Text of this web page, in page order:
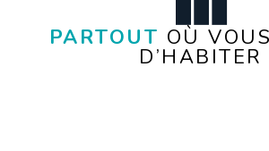
PARTOUT OÙ
D’HABITER